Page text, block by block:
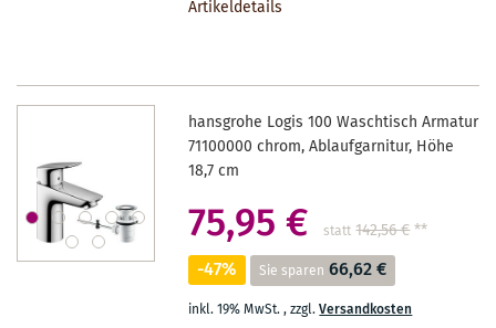
Artikeldetails
hansgrohe Logis 100 Waschtisch Armatur
71100000 chrom, Ablaufgarnitur, Höhe
18,7 cm
75,95 € statt 142,56 €**
-47% Sie sparen 66,62 €
inkl. 19% MwSt.,zzgl.Versandkosten